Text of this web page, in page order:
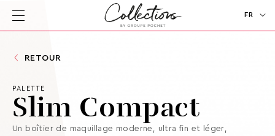
FR
RETOUR
PALETTE
Slim Compact
Un boîtier de maquillage moderne, ultra fin et léger,